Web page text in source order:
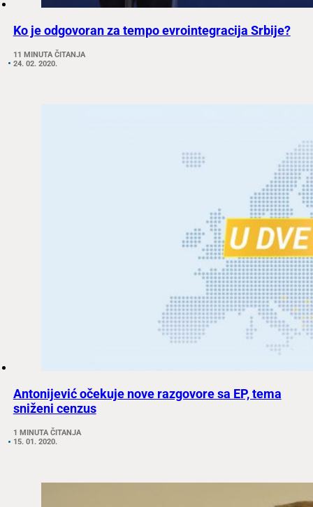
Ko je odgovoran za tempo evrointegracija Srbije?
11 MINUTA ČITANJA
24. 02. 2020.
Antonijević očekuje nove razgovore sa EP, tema
sniženi cenzus
1 MINUTA ČITANJA
15. 01. 2020.